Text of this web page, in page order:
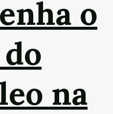
o
na